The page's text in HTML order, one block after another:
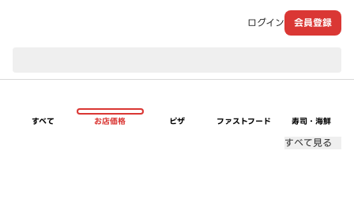
ログイン 会員登録
すべて お店価格 ピザ ファストフード 寿司・海鮮
すべて見る